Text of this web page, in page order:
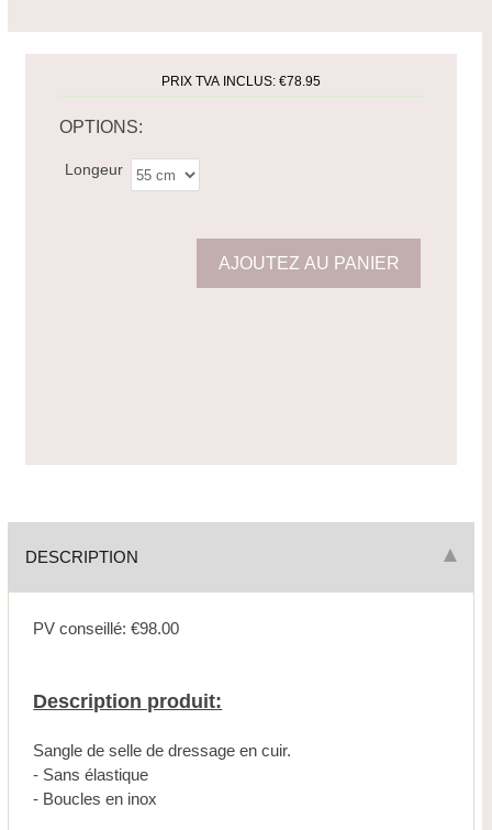
PRIX TVA INCLUS:€78.95
OPTIONS:
Longeur
DESCRIPTION
PV conseillé: €98.00
Description produit:
Sangle de selle de dressage en cuir.
- Sans élastique
- Boucles en inox